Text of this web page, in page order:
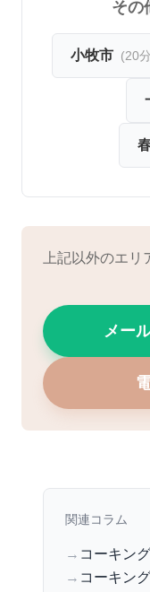
その
小牧市 (20
上記以外のエ
メー
関連コラム
→ コーキン
→ コーキン